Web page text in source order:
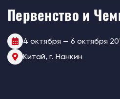
Первенство и
4 октября — 6 октября
Китай, г. Нанкин